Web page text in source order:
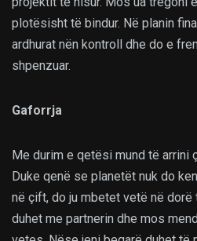
plotësisht të bindur. Në planin
ardhurat nën kontroll dhe do e
shpenzuar.
Gaforrja
Me durim e qetësi mund të arrini
Duke qenë se planetët nuk do
në çift, do ju mbetet vetë në dorë
duhet me partnerin dhe mos